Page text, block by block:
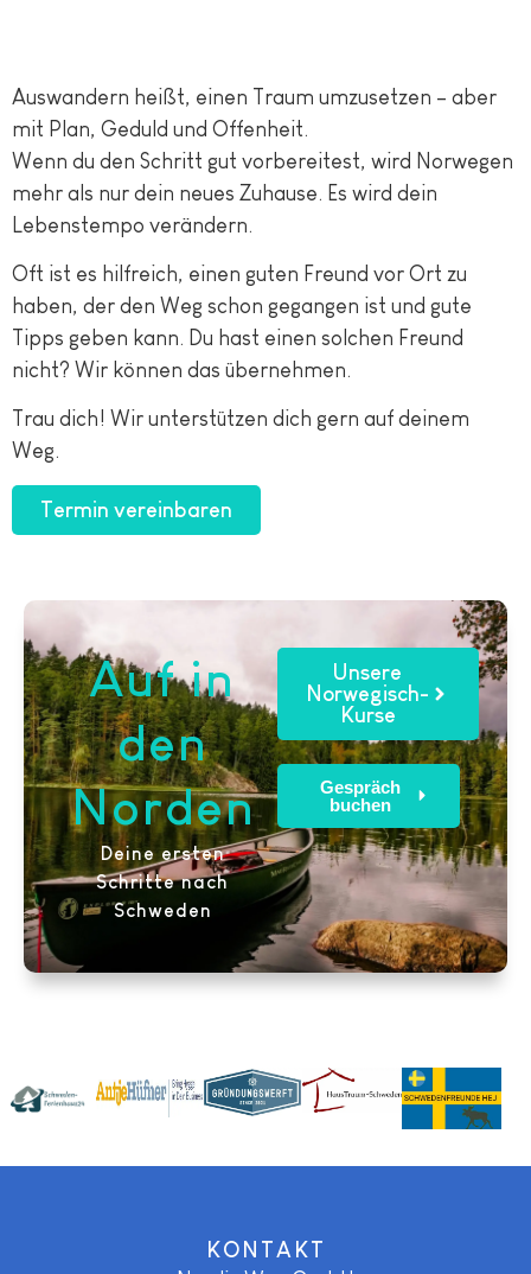
Auswandern heißt, einen Traum umzusetzen – aber
mit Plan, Geduld und Offenheit.
Wenn du den Schritt gut vorbereitest, wird Norwegen
mehr als nur dein neues Zuhause. Es wird dein
Lebenstempo verändern.
Oft ist es hilfreich, einen guten Freund vor Ort zu
haben, der den Weg schon gegangen ist und gute
Tipps geben kann. Du hast einen solchen Freund
nicht? Wir können das übernehmen.
Trau dich! Wir unterstützen dich gern auf deinem
Weg.
Termin vereinbaren
Auf in
den
Norden
Deine ersten
Schritte nach
Schweden
Unsere
Norwegisch-
Kurse
Gespräch
buchen
KONTAKT